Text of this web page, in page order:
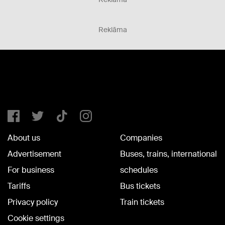
Reklāma
About us
Advertisement
For business
Tariffs
Privacy policy
Cookie settings
Companies
Buses, trains, international
schedules
Bus tickets
Train tickets